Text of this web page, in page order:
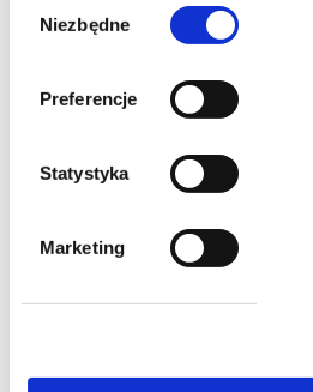
zgody
Niezbędne
Preferencje
Statystyka
Marketing
Nowe zasady
zwolnień lekarskich